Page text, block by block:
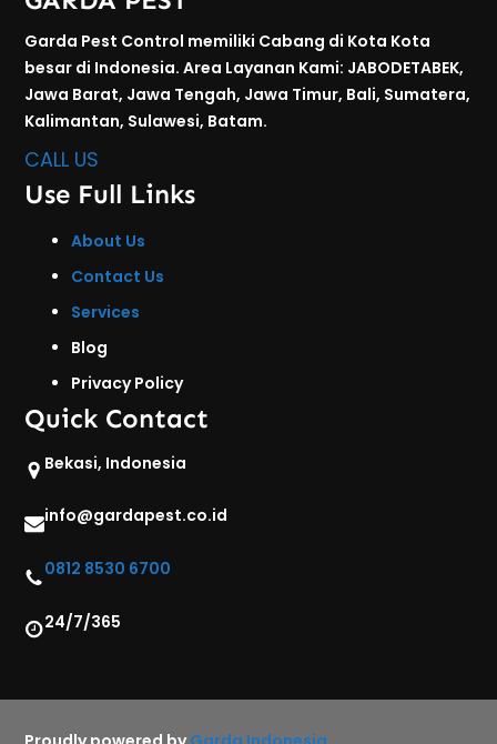
Garda Pest Control memiliki Cabang di Kota Kota
besar di Indonesia. Area Layanan Kami: JABODETABEK,
Jawa Barat, Jawa Tengah, Jawa Timur, Bali, Sumatera,
Kalimantan, Sulawesi, Batam.
CALL US
Use Full Links
About Us
Contact Us
Services
Blog
Privacy Policy
Quick Contact
Bekasi, Indonesia
info@gardapest.co.id
0812 8530 6700
24/7/365